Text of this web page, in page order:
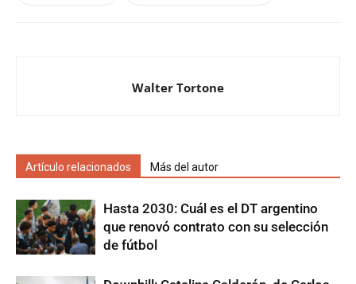
Walter Tortone
Artículo relacionados Más del autor
Hasta 2030: Cuál es el DT argentino
que renovó contrato con su selección
de fútbol